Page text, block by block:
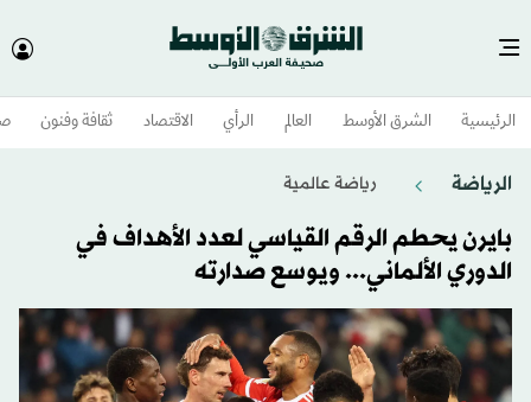
الرئيسية الشرق الأوسط​ العالم الرأي الاقتصاد ثقافة وفنون
الرياضة رياضة عالمية
بايرن يحطم الرقم القياسي لعدد الأهداف في
الدوري الألماني... ويوسع صدارته